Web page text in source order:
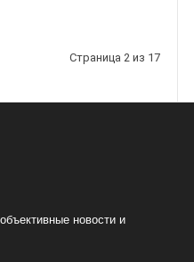
Страница 2 из 17
новости и